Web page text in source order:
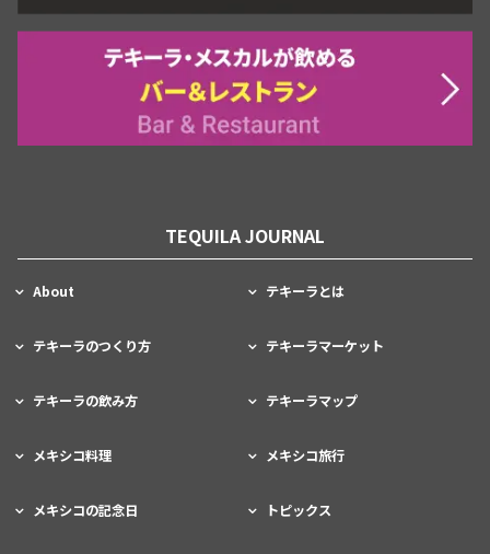
TEQUILA JOURNAL
About テキーラとは
テキーラのつくり方 テキーラマーケット
テキーラの飲み方 テキーラマップ
メキシコ料理 メキシコ旅行
メキシコの記念日 トピックス